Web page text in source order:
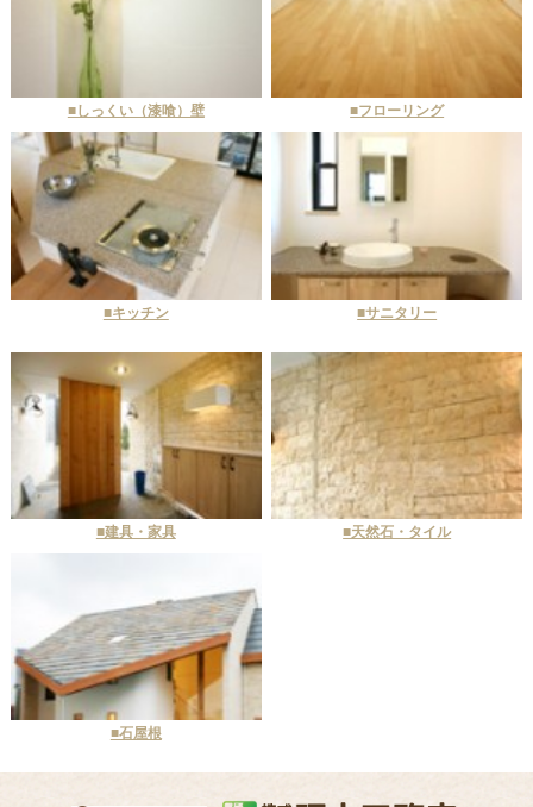
■しっくい（漆喰）壁 ■フローリング
■キッチン ■サニタリー
■建具・家具 ■天然石・タイル
■石屋根